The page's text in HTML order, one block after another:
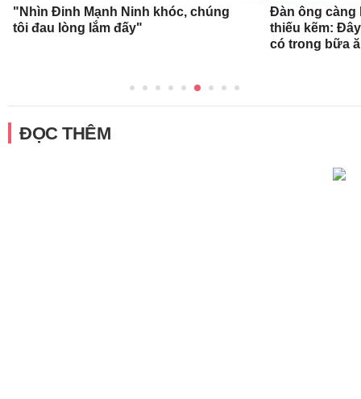
"Nhìn Đinh Mạnh Ninh khóc, chúng
tôi đau lòng lắm đấy"
Đàn ông càng
thiếu kẽm:
có trong bữa
ĐỌC THÊM